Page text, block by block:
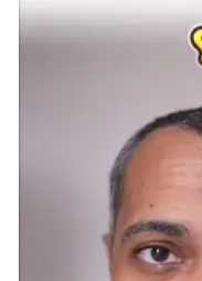
الراوتر لديك: غالبًا
إلى حل مشكلات
من تثبيت أحدث
وحل أي أخطاء
عن اللعبة